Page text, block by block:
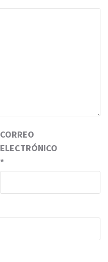
CORREO
ELECTRÓNICO
*